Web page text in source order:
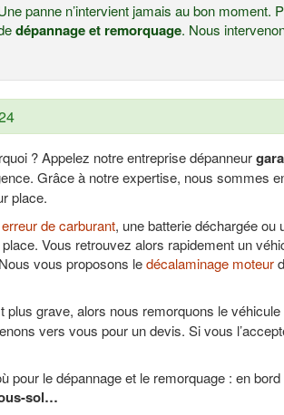
panne n’intervient jamais au bon moment.
dépannage et remorquage. Nous
? Appelez notre entreprise dépanneur
Grâce à notre expertise, nous sommes
place.
erreur de carburant, une batterie déchargée ou
Vous retrouvez alors rapidement un
vous proposons ledécalaminage moteur
plus grave, alors nous remorquons le véhicule
vers vous pour un devis. Si vous
pour le dépannage et le remorquage : en bord
sol…